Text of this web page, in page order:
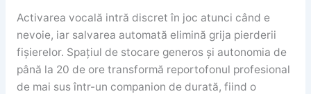
Activarea vocală intră discret în joc atunci când e
nevoie, iar salvarea automată elimină grija pierderii
fișierelor. Spațiul de stocare generos și autonomia de
până la 20 de ore transformă reportofonul profesional
de mai sus într-un companion de durată, fiind o